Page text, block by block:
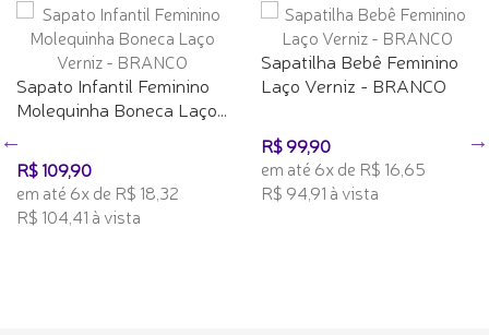
Sapato Infantil Feminino
Molequinha Boneca Laço...
R$ 109,90
em até 6x de R$ 18,32
R$ 104,41 à vista
Sapatilha Bebê Feminino
Laço Verniz - BRANCO
R$ 99,90
em até 6x de R$ 16,65
R$ 94,91 à vista